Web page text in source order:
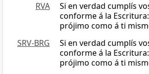
RVA
Si en verdad cumplís
conforme á la
prójimo como á ti
SRV-BRG
Si en verdad cumplís
conforme á la
prójimo como á ti